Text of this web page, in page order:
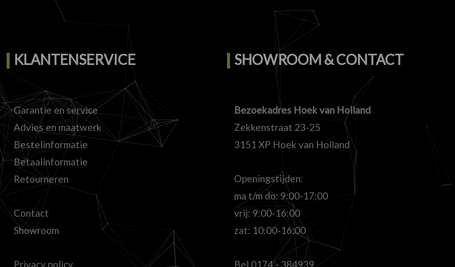
KLANTENSERVICE
Garantie en service
Advies en maatwerk
Bestelinformatie
Betaalinformatie
Retourneren
Contact
Showroom
Privacy policy
SHOWROOM & CONTACT
Bezoekadres Hoek van Holland
Zekkenstraat 23-25
3151 XP Hoek van Holland
Openingstijden:
ma t/m do: 9:00-17:00
vrij: 9:00-16:00
zat: 10:00-16:00
Bel 0174 - 384939